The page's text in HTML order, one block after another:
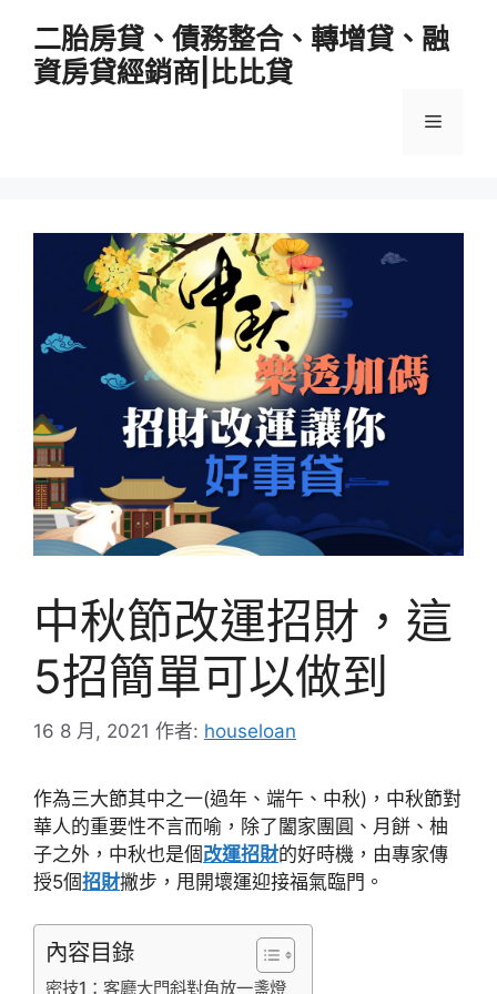
二胎房貸、債務整合、轉增貸、融
資房貸經銷商|比比貸
選
中秋節改運招財，這
5招簡單可以做到
16 8 月, 2021 作者: houseloan
作為三大節其中之一(過年、端午、中秋)，中秋節對
華人的重要性不言而喻，除了闔家團圓、月餅、柚
子之外，中秋也是個改運招財的好時機，由專家傳
授5個招財撇步，甩開壞運迎接福氣臨門。
內容目錄
密技1：客廳大門斜對角放一盞燈